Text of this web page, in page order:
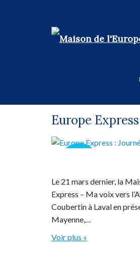
Europe
Le 21 mars dernier, la
Express – Ma voix vers
Coubertin à Laval en
Mayenne,…
Voir plus »